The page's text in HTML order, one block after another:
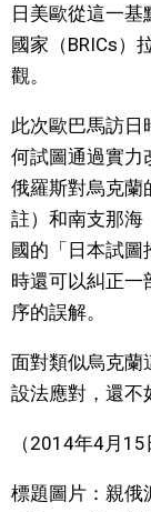
日美歐從這一
國家（BRICs）
觀。
此次歐巴馬訪日
何試圖通過實力
俄羅斯對烏克
註）和南支那
國的「日本試圖
時還可以糾正一
序的誤解。
面對類似烏克蘭
設法應對，還不
（2014年4月15
標題圖片：親俄